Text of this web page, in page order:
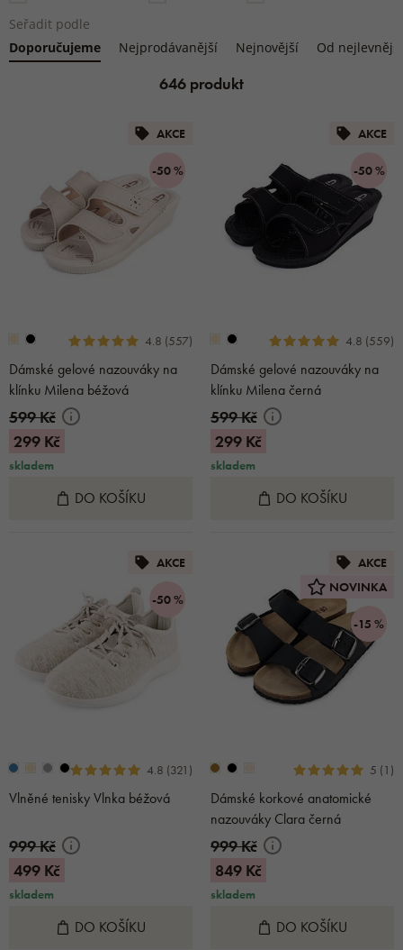
646 produkt
Seřadit podle
Doporučujeme
Nejprodávanější Nejnovější Od
AKCE
-50 %
4.8 (557)
Dámské gelové nazouváky na
klínku Milena béžová
599 Kč
299 Kč
skladem
DO KOŠÍKU
AKCE
-50 %
4.8 (559)
Dámské gelové nazouváky na
klínku Milena černá
599 Kč
299 Kč
skladem
DO KOŠÍKU
AKCE
-50 %
4.8 (321)
Vlněné tenisky Vlnka béžová
999 Kč
499 Kč
skladem
DO KOŠÍKU
AKCE
NOVINKA
-15 %
5 (1)
Dámské korkové anatomické
nazouváky Clara černá
999 Kč
849 Kč
skladem
DO KOŠÍKU
KABÁTY A BUNDY
STREETWEAR
DOMÁCÍ OBLEČENÍ
DOPLŇKY K OBLEČENÍ
VLOŽKY DO BOT
DOPLŇKY K OBUVI
DÁRKOVÉ SADY
DÁRKY PRO SPORTOVCE
DÁRKY NA CHATU A CHALUPU